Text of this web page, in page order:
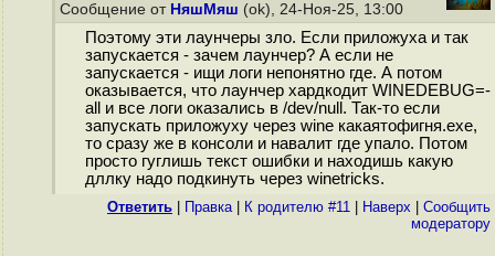
Сообщение от НяшМяш (ok), 24-Ноя-25, 13:00
Поэтому эти лаунчеры зло. Если приложуха и так
запускается - зачем лаунчер? А если не
запускается - ищи логи непонятно где. А потом
оказывается, что лаунчер хардкодит WINEDEBUG=-
all и все логи оказались в /dev/null. Так-то если
запускать приложуху через wine какаятофигня.ехе,
то сразу же в консоли и навалит где упало. Потом
просто гуглишь текст ошибки и находишь какую
дллку надо подкинуть через winetricks.
Ответить Правка| К родителю #11 Наверх
Cообщить
модератору